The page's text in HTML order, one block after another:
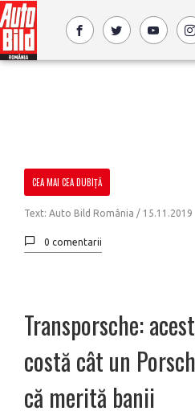
CEA MAI CEA DUBIȚĂ
Text: Auto Bild România / 15.11.2019
0 comentarii
Transporsche:
costă cât un
că merită banii